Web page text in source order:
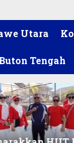
Utara
Buton Tengah